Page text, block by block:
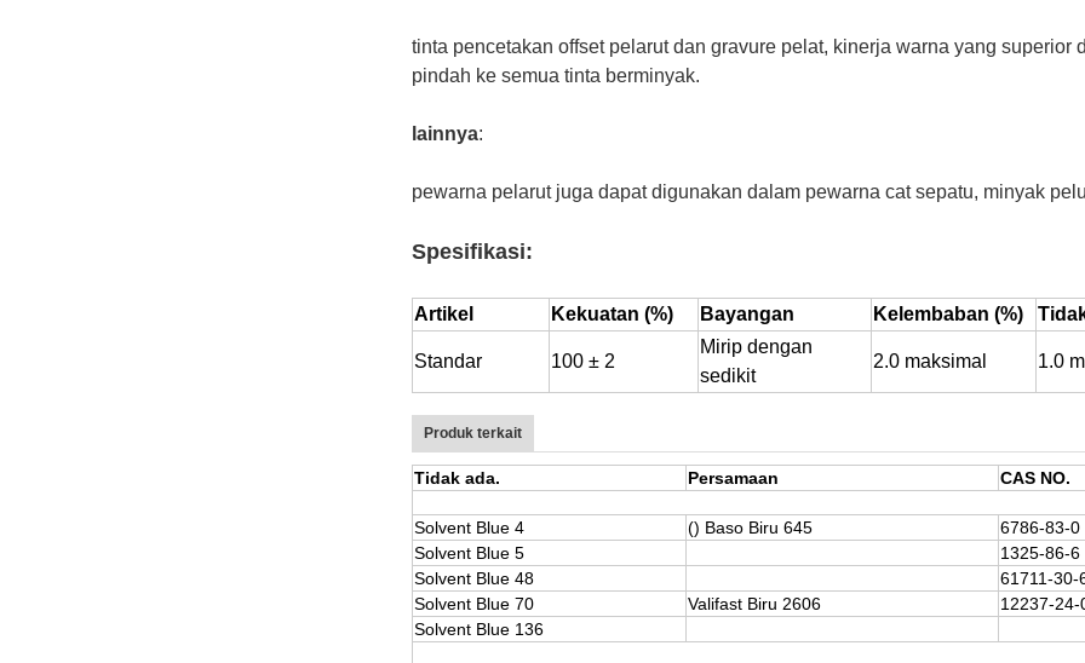
tinta pencetakan offset pelarut dan gravure pelat, kinerja warna yang
pindah ke semua tinta berminyak.
lainnya:
pewarna pelarut juga dapat digunakan dalam pewarna cat sepatu, minyak
Spesifikasi:
Artikel Kekuatan (%) Bayangan Kelembaban (%)
Standar 100 ± 2
Mirip dengan
sedikit
2.0 maksimal 1.0
Produk terkait
Tidak ada. Persamaan CAS NO.
Solvent Blue 4 () Baso Biru 645
6786-83-0
Solvent Blue 5
1325-86-6
Solvent Blue 48
61711-30-
Solvent Blue 70
Valifast Biru 2606
12237-24-
Solvent Blue 136